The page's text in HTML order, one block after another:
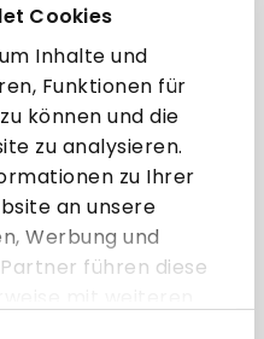
Cookies
Inhalte und
Funktionen für
können und die
zu analysieren.
zu Ihrer
an unsere
Werbung und
führen diese
x 30m x 12
12 mm 57 mm